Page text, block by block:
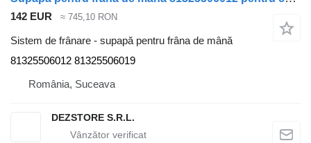
142 EUR ≈ 745,10 RON
Sistem de frânare - supapă pentru frâna de mână
81325506012 81325506019
România, Suceava
DEZSTORE S.R.L.